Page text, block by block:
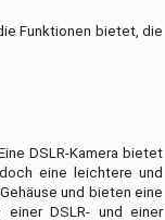
Funktionen bietet, die
DSLR-Kamera bietet
eine leichtere und
und bieten eine
DSLR- und einer